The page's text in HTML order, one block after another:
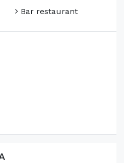
Bar restaurant